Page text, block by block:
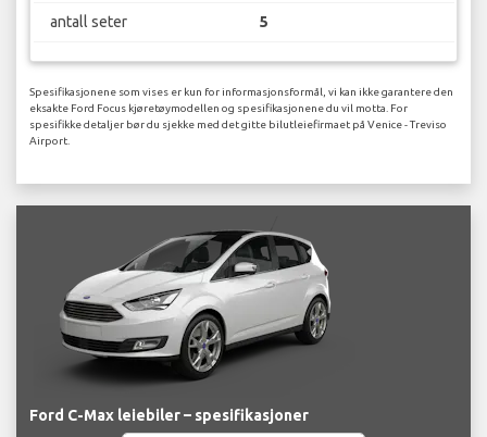
antall seter 5
Spesifikasjonene som vises er kun for informasjonsformål, vi kan ikke garantere den
eksakte Ford Focus kjøretøymodellen og spesifikasjonene du vil motta. For
spesifikke detaljer bør du sjekke med det gitte bilutleiefirmaet på Venice - Treviso
Airport.
Ford C-Max leiebiler – spesifikasjoner